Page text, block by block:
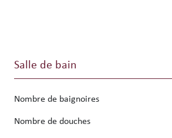
Salle de bain
Nombre de baignoires
Nombre de douches